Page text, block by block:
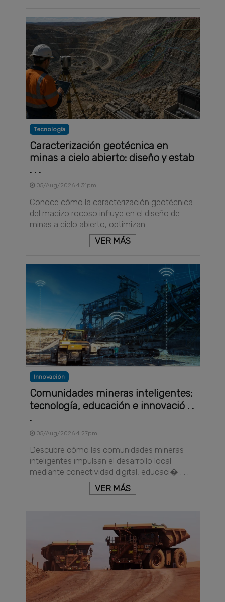
Tecnología
Caracterización geotécnica en
minas a cielo abierto: diseño y estab
. . .
05/Aug/2026 4:31pm
Conoce cómo la caracterización geotécnica
del macizo rocoso influye en el diseño de
minas a cielo abierto, optimizan . . .
VER MÁS
Innovación
Comunidades mineras inteligentes:
tecnología, educación e innovació . .
.
05/Aug/2026 4:27pm
Descubre cómo las comunidades mineras
inteligentes impulsan el desarrollo local
mediante conectividad digital, educaci� . . .
VER MÁS